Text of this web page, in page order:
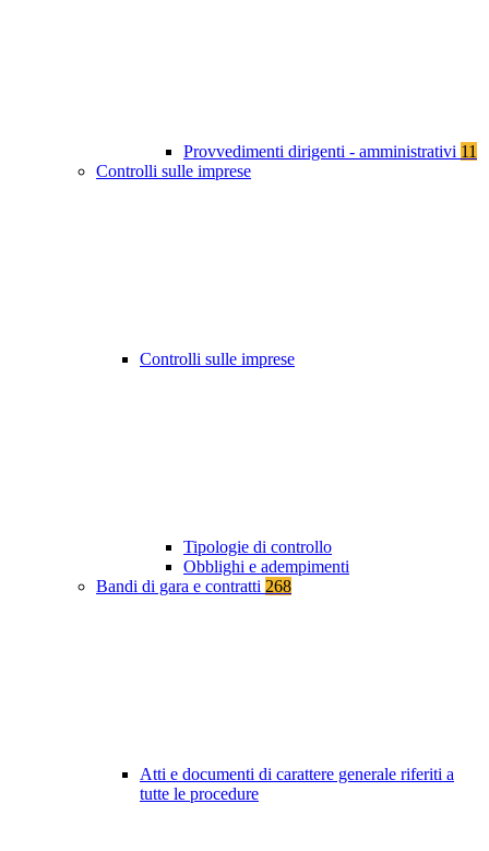
Provvedimenti dirigenti - amministrativi 11
Controlli sulle imprese
Controlli sulle imprese
Tipologie di controllo
Obblighi e adempimenti
Bandi di gara e contratti 268
Atti e documenti di carattere generale riferiti a
tutte le procedure